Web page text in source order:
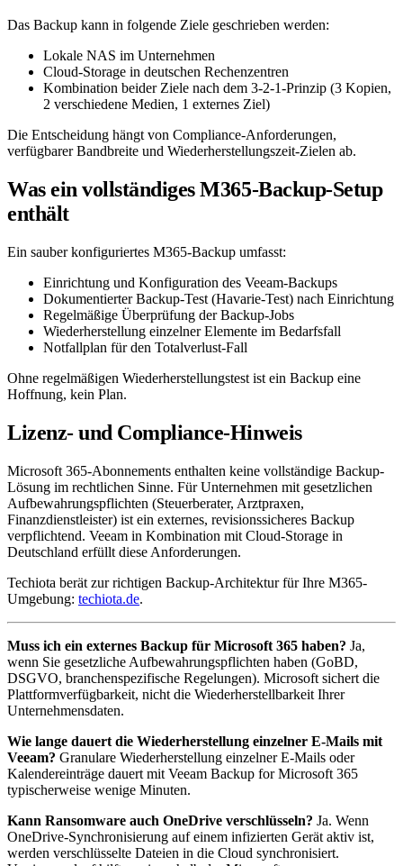
Das Backup kann in folgende Ziele geschrieben werden:
Lokale NAS im Unternehmen
Cloud-Storage in deutschen Rechenzentren
Kombination beider Ziele nach dem 3-2-1-Prinzip (3 Kopien,
2 verschiedene Medien, 1 externes Ziel)
Die Entscheidung hängt von Compliance-Anforderungen,
verfügbarer Bandbreite und Wiederherstellungszeit-Zielen ab.
Was ein vollständiges M365-Backup-Setup
enthält
Ein sauber konfiguriertes M365-Backup umfasst:
Einrichtung und Konfiguration des Veeam-Backups
Dokumentierter Backup-Test (Havarie-Test) nach Einrichtung
Regelmäßige Überprüfung der Backup-Jobs
Wiederherstellung einzelner Elemente im Bedarfsfall
Notfallplan für den Totalverlust-Fall
Ohne regelmäßigen Wiederherstellungstest ist ein Backup eine
Hoffnung, kein Plan.
Lizenz- und Compliance-Hinweis
Microsoft 365-Abonnements enthalten keine vollständige Backup-
Lösung im rechtlichen Sinne. Für Unternehmen mit gesetzlichen
Aufbewahrungspflichten (Steuerberater, Arztpraxen,
Finanzdienstleister) ist ein externes, revisionssicheres Backup
verpflichtend. Veeam in Kombination mit Cloud-Storage in
Deutschland erfüllt diese Anforderungen.
Techiota berät zur richtigen Backup-Architektur für Ihre M365-
Umgebung: techiota.de.
Muss ich ein externes Backup für Microsoft 365 haben? Ja,
wenn Sie gesetzliche Aufbewahrungspflichten haben (GoBD,
DSGVO, branchenspezifische Regelungen). Microsoft sichert die
Plattformverfügbarkeit, nicht die Wiederherstellbarkeit Ihrer
Unternehmensdaten.
Wie lange dauert die Wiederherstellung einzelner E-Mails mit
Veeam? Granulare Wiederherstellung einzelner E-Mails oder
Kalendereinträge dauert mit Veeam Backup for Microsoft 365
typischerweise wenige Minuten.
Kann Ransomware auch OneDrive verschlüsseln? Ja. Wenn
OneDrive-Synchronisierung auf einem infizierten Gerät aktiv ist,
werden verschlüsselte Dateien in die Cloud synchronisiert.